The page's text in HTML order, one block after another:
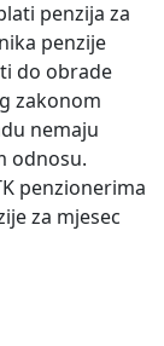
penzija za
penzije
do obrade
zakonom
nemaju
odnosu.
penzionerima
za mjesec